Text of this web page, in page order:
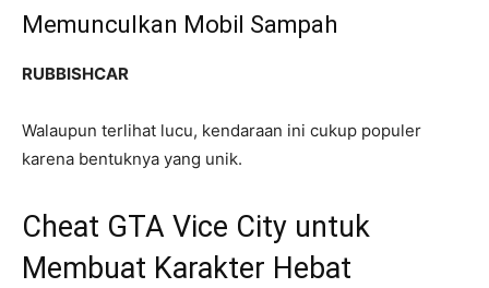
Memunculkan Mobil Sampah
RUBBISHCAR
Walaupun terlihat lucu, kendaraan ini cukup populer
karena bentuknya yang unik.
Cheat GTA Vice City untuk
Membuat Karakter Hebat